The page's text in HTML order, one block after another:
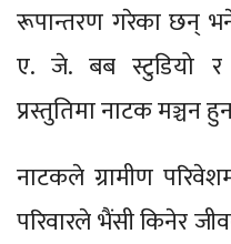
रूपान्तरण गरेका छन्
ए. जे. बब स्टुडियो र
प्रस्तुतिमा नाटक मञ्चन
नाटकले ग्रामीण
परिवारले भैंसी किनेर